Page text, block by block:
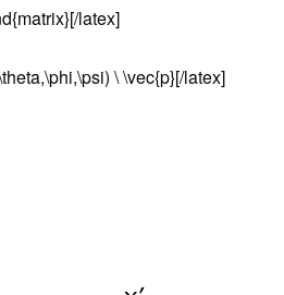
latex]
\ \vec{p}[/latex]